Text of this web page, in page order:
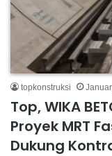
topkonstruksi
Top, WIKA
Proyek MRT
Dukung